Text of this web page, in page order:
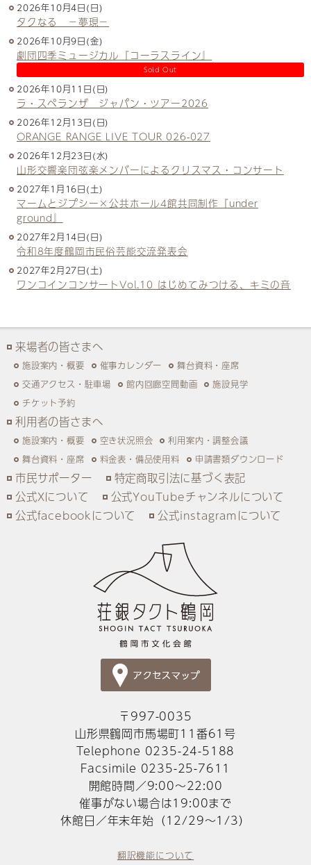
2026年10月4日(日)
タクなる －夢現－
2026年10月9日(金)
劇団四季ミュージカル『コーラスライン』
Sold Out
2026年10月11日(日)
ラ・スペランザ ジャパン・ツアー2026
2026年12月13日(日)
ORANGE RANGE LIVE TOUR 026-027
2026年12月23日(水)
山形交響楽団弦楽メンバーによるクリスマス・コンサート
2027年1月16日(土)
マームとジプシー×公共ホール4館共同制作『under
ground』
2027年2月14日(日)
令和8年度鶴岡市民俗芸能交流発表会
2027年2月27日(土)
ワンコインコンサートVol.10 はじめてみつける、キミの音
来場者の皆さまへ
施設案内・概要 催事カレンダー
舞台資料・座席
交通アクセス・駐車場
館内回廊空間動画
施設見学
チケット予約
利用者の皆さまへ
施設案内・概要 空き状況照会
利用案内・調整会議
舞台資料・座席
料金表・備品使用料 申請書類ダウンロード
市民サポーター
特定商取引法に基づく表記
公式Xについて
公式YouTubeチャンネルについて
公式facebookについて
公式instagramについて
翻訳機能について
〒997-0035
山形県鶴岡市馬場町11番61号
Telephone 0235-24-5188
Facsimile 0235-25-7611
開館時間／9:00～22:00
催事がない場合は19:00まで
休館日／年末年始（12/29～1/3）